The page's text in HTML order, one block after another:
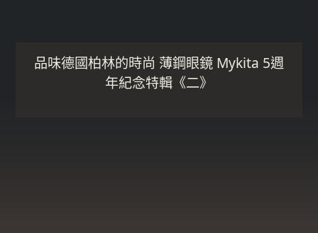
品味德國柏林的時尚 薄鋼眼鏡 Mykita 5週
年紀念特輯《二》